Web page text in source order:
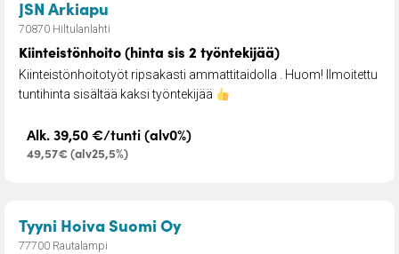
JSN Arkiapu
70870 Hiltulanlahti
Kiinteistönhoito (hinta sis 2 työntekijää)
Kiinteistönhoitotyöt ripsakasti ammattitaidolla . Huom! Ilmoitettu
tuntihinta sisältää kaksi työntekijää
Alk. 39,50 €/tunti (alv0%)
49,57€ (alv25,5%)
Tyyni Hoiva Suomi Oy– Arjen apu
77700 Rautalampi